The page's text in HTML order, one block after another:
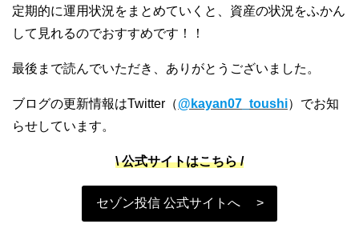
定期的に運用状況をまとめていくと、資産の状況をふかん
して見れるのでおすすめです！！
最後まで読んでいただき、ありがとうございました。
ブログの更新情報はTwitter（@kayan07_toushi）でお知
らせしています。
\ 公式サイトはこちら /
セゾン投信 公式サイトへ >